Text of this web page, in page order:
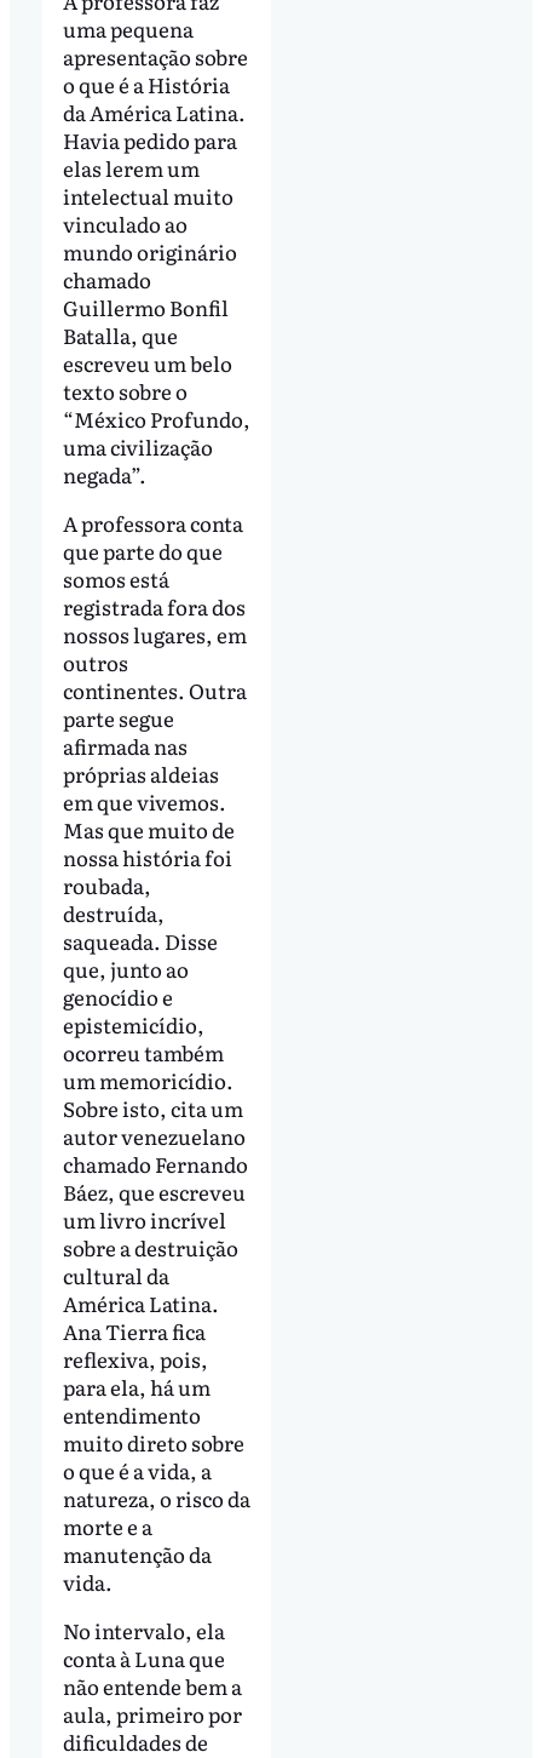
uma pequena
apresentação sobre
o que é a História
da América Latina.
Havia pedido para
elas lerem um
intelectual muito
vinculado ao
mundo originário
chamado
Guillermo Bonfil
Batalla, que
escreveu um belo
texto sobre o
“México Profundo,
uma civilização
negada”.
A professora conta
que parte do que
somos está
registrada fora dos
nossos lugares, em
outros
continentes. Outra
parte segue
afirmada nas
próprias aldeias
em que vivemos.
Mas que muito de
nossa história foi
roubada,
destruída,
saqueada. Disse
que, junto ao
genocídio e
epistemicídio,
ocorreu também
um memoricídio.
Sobre isto, cita um
autor venezuelano
chamado Fernando
Báez, que escreveu
um livro incrível
sobre a destruição
cultural da
América Latina.
Ana Tierra fica
reflexiva, pois,
para ela, há um
entendimento
muito direto sobre
o que é a vida, a
natureza, o risco da
morte e a
manutenção da
vida.
No intervalo, ela
conta à Luna que
não entende bem a
aula, primeiro por
dificuldades de